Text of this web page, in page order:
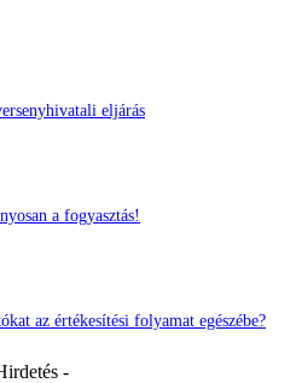
eljárás
a fogyasztás!
az értékesítési folyamat egészébe?
-